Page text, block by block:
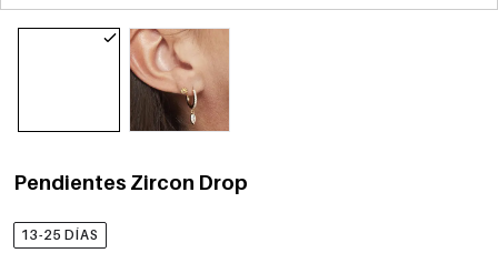
Pendientes Zircon Drop
13-25 DÍAS